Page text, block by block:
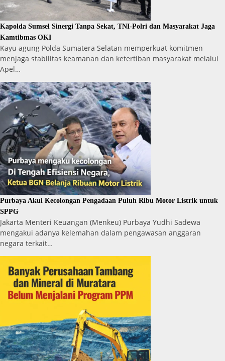
Kapolda Sumsel Sinergi Tanpa Sekat, TNI-Polri dan Masyarakat Jaga
Kamtibmas OKI
Kayu agung Polda Sumatera Selatan memperkuat komitmen
menjaga stabilitas keamanan dan ketertiban masyarakat melalui
Apel…
Purbaya Akui Kecolongan Pengadaan Puluh Ribu Motor Listrik untuk
SPPG
Jakarta Menteri Keuangan (Menkeu) Purbaya Yudhi Sadewa
mengakui adanya kelemahan dalam pengawasan anggaran
negara terkait…